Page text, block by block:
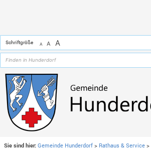
Schriftgröße A A A
Sie sind hier: Gemeinde Hunderdorf > Rathaus & Service >